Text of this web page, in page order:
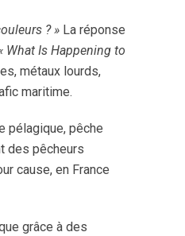
? » La réponse
What Is Happening to
métaux lourds,
maritime.
pélagique, pêche
des pêcheurs
cause, en France
grâce à des